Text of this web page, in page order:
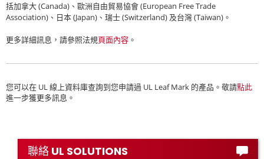
括加拿大 (Canada) 、歐洲自由貿易協會 (European Free Trade
Association) 、日本 (Japan) 、瑞士 (Switzerland) 及台灣 (Taiwan) 。
更多詳細訊息，請參照法規頁面內容 。
您可以在 UL 線上資料庫查詢到您申請過 UL Leaf Mark 的產品。敬請點此
進一步獲更多訊息。
聯絡 UL SOLUTIONS